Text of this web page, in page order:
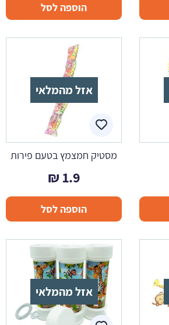
הוספה לסל
אזל מהמלאי
מסטיק חמצמץ בטעם פירות
1.9
₪
הוספה לסל
אזל מהמלאי